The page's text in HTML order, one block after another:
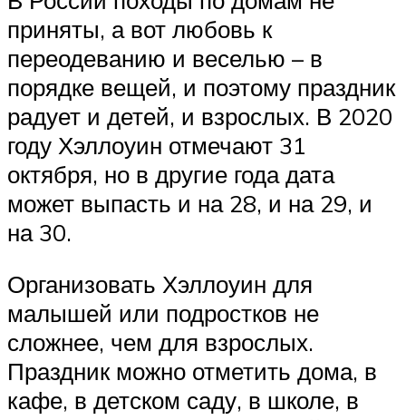
приняты, а вот любовь к
переодеванию и веселью – в
порядке вещей, и поэтому праздник
радует и детей, и взрослых. В 2020
году Хэллоуин отмечают 31
октября, но в другие года дата
может выпасть и на 28, и на 29, и
на 30.
Организовать Хэллоуин для
малышей или подростков не
сложнее, чем для взрослых.
Праздник можно отметить дома, в
кафе, в детском саду, в школе, в